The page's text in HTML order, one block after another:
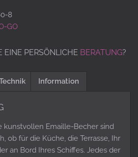
8
GO
EINE PERSÖNLICHE BERATUNG?
Information
kunstvollen Emaille-Becher sind
ob für die Küche, die Terrasse, Ihr
an Bord Ihres Schiffes. Jedes der